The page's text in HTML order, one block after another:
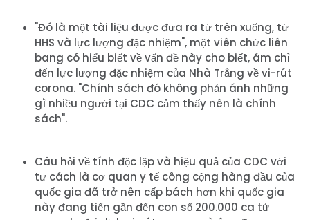
"Đó là một tài liệu được đưa ra từ trên xuống, từ
HHS và lực lượng đặc nhiệm", một viên chức liên
bang có hiểu biết về vấn đề này cho biết, ám chỉ
đến lực lượng đặc nhiệm của Nhà Trắng về vi-rút
corona. "Chính sách đó không phản ánh những
gì nhiều người tại CDC cảm thấy nên là chính
sách".
Câu hỏi về tính độc lập và hiệu quả của CDC với
tư cách là cơ quan y tế công cộng hàng đầu của
quốc gia đã trở nên cấp bách hơn khi quốc gia
này đang tiến gần đến con số 200.000 ca tử